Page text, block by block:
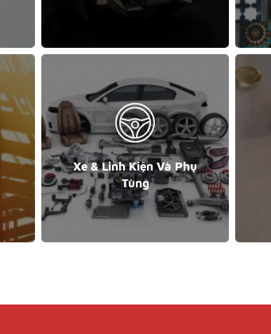
Xe & Linh Kiện Và Phụ
Tùng